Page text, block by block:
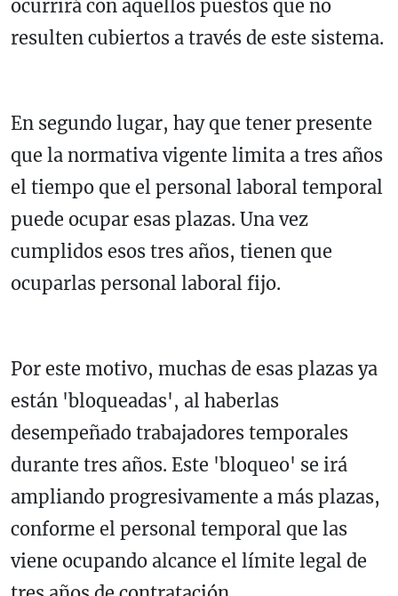
ocurrirá con aquellos puestos que no
resulten cubiertos a través de este sistema.
En segundo lugar, hay que tener presente
que la normativa vigente limita a tres años
el tiempo que el personal laboral temporal
puede ocupar esas plazas. Una vez
cumplidos esos tres años, tienen que
ocuparlas personal laboral fijo.
Por este motivo, muchas de esas plazas ya
están 'bloqueadas', al haberlas
desempeñado trabajadores temporales
durante tres años. Este 'bloqueo' se irá
ampliando progresivamente a más plazas,
conforme el personal temporal que las
viene ocupando alcance el límite legal de